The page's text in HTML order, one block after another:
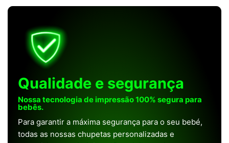
Qualidade e segurança
Nossa tecnologia de impressão 100% segura para
bebês.
Para garantir a máxima segurança para o seu bebé,
todas as nossas chupetas personalizadas e